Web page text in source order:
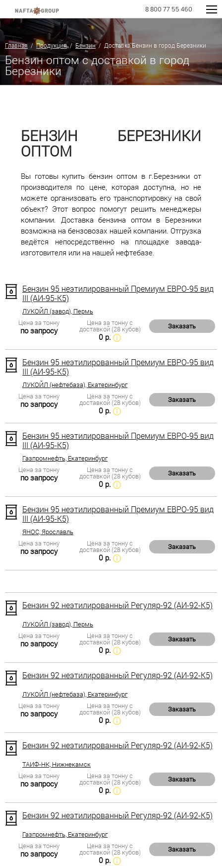
8 800 77 55 460
Главная /Продукция/ Бензин/ Доставка Бензин в город Березники
Бензин оптом с доставкой в город
Березники
БЕНЗИН БЕРЕЗНИКИ
ОПТОМ
Вы готовы купить бензин оптом в г.Березники от
производителя по цене, которая доступна, но не
можете организовать его транспортировку на свой
объект? Этот вопрос помогут решить менеджеры
компании. Доставка бензина оптом в Березники
возможна на бензовозах нашей компании. Отгрузка
ведётся непосредственно на площадке завода-
изготовителя или на нашей нефтебазе.
Бензин 95 неэтилированный Премиум ЕВРО-95 вид
III (АИ-95-К5)
ЛУКОЙЛ (завод), Пермь
Цена за тонну
по запросу
Цена за тонну с
доставкой (28 кубов)
0 р.
Заказать
Бензин 95 неэтилированный Премиум ЕВРО-95 вид
III (АИ-95-К5)
ЛУКОЙЛ (нефтебаза), Екатеринбург
Цена за тонну
по запросу
Цена за тонну с
доставкой (28 кубов)
0 р.
Заказать
Бензин 95 неэтилированный Премиум ЕВРО-95 вид
III (АИ-95-К5)
Газпромнефть, Екатеринбург
Цена за тонну
по запросу
Цена за тонну с
доставкой (28 кубов)
0 р.
Заказать
Бензин 95 неэтилированный Премиум ЕВРО-95 вид
III (АИ-95-К5)
ЯНОС, Ярославль
Цена за тонну
по запросу
Цена за тонну с
доставкой (28 кубов)
0 р.
Заказать
Бензин 92 неэтилированный Регуляр-92 (АИ-92-К5)
ЛУКОЙЛ (завод), Пермь
Цена за тонну
по запросу
Цена за тонну с
доставкой (28 кубов)
0 р.
Заказать
Бензин 92 неэтилированный Регуляр-92 (АИ-92-К5)
ЛУКОЙЛ (нефтебаза), Екатеринбург
Цена за тонну
по запросу
Цена за тонну с
доставкой (28 кубов)
0 р.
Заказать
Бензин 92 неэтилированный Регуляр-92 (АИ-92-К5)
ТАИФ-НК, Нижнекамск
Цена за тонну
по запросу
Цена за тонну с
доставкой (28 кубов)
0 р.
Заказать
Бензин 92 неэтилированный Регуляр-92 (АИ-92-К5)
Газпромнефть, Екатеринбург
Цена за тонну
по запросу
Цена за тонну с
доставкой (28 кубов)
0 р.
Заказать